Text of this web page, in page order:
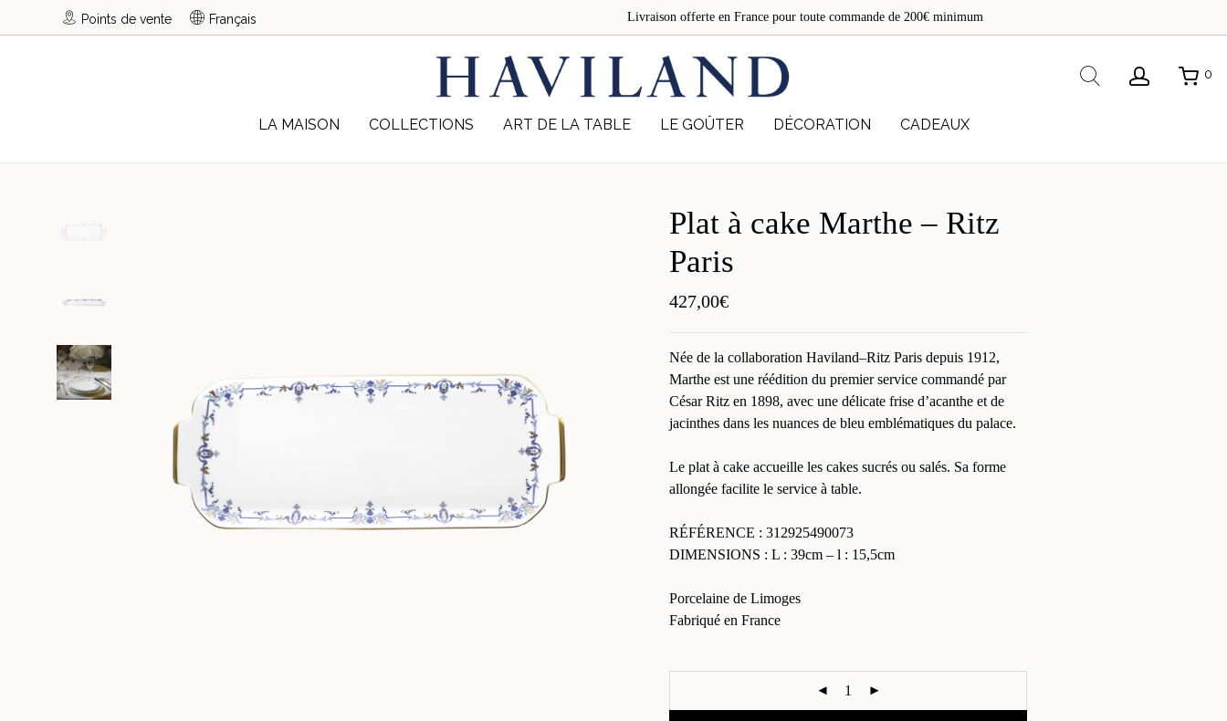
Livraison offerte en France pour toute commande de 200€ minimum
Points de vente Français
LA MAISON COLLECTIONS ART DE LA TABLE LE GOÛTER DÉCORATION CADEAUX
Rechercher0
Plat à cake Marthe – Ritz
Paris
427,00€
Née de la collaboration Haviland–Ritz Paris depuis 1912,
Marthe est une réédition du premier service commandé par
César Ritz en 1898, avec une délicate frise d’acanthe et de
jacinthes dans les nuances de bleu emblématiques du palace.
Le plat à cake accueille les cakes sucrés ou salés. Sa forme
allongée facilite le service à table.
RÉFÉRENCE : 312925490073
DIMENSIONS : L : 39cm – l : 15,5cm
Porcelaine de Limoges
Fabriqué en France